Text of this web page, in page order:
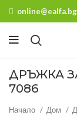
online@ealfa.bg
ДРЪЖКА
7086
Начало Дом